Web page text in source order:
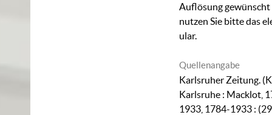
Auflösung
nutzen Sie bitte das
ular.
Quellenangabe
Karlsruher Zeitung.
Karlsruhe : Macklot,
1933, 1784-1933 :